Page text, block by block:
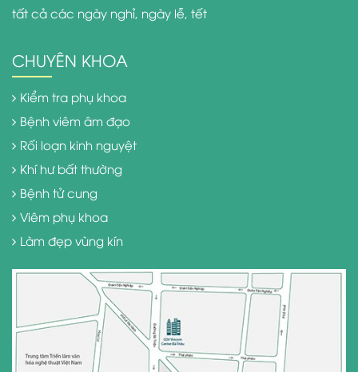
tất cả các ngày nghỉ, ngày lễ, tết
CHUYÊN KHOA
Kiểm tra phụ khoa
Bệnh viêm âm đạo
Rối loạn kinh nguyệt
Khí hư bất thường
Bệnh tử cung
Viêm phụ khoa
Làm đẹp vùng kín